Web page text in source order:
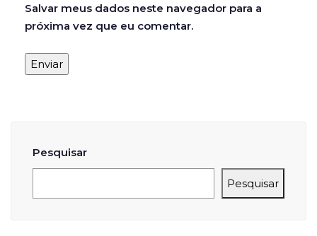
Salvar meus dados neste navegador para a
próxima vez que eu comentar.
Pesquisar
Pesquisar